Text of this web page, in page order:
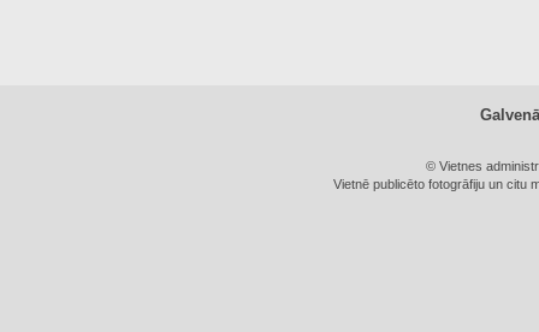
© Vietnes
Vietnē publicēto fotogrāfiju un citu